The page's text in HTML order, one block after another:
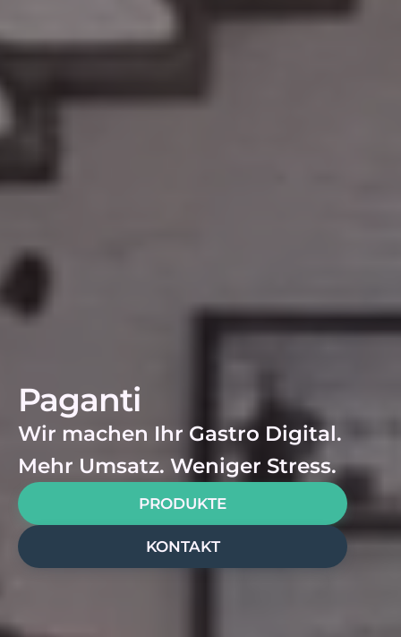
Paganti
Wir machen Ihr Gastro Digital.
Mehr Umsatz. Weniger Stress.
PRODUKTE
KONTAKT